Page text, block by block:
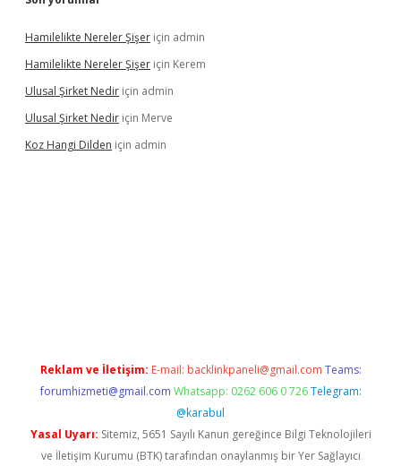
Hamilelikte Nereler Şişer için admin
Hamilelikte Nereler Şişer için Kerem
Ulusal Şirket Nedir için admin
Ulusal Şirket Nedir için Merve
Koz Hangi Dilden için admin
Reklam ve İletişim: E-mail: backlinkpaneli@gmail.com Teams:
forumhizmeti@gmail.com Whatsapp: 0262 606 0 726 Telegram:
@karabul
Yasal Uyarı: Sitemiz, 5651 Sayılı Kanun gereğince Bilgi Teknolojileri
ve İletişim Kurumu (BTK) tarafından onaylanmış bir Yer Sağlayıcı